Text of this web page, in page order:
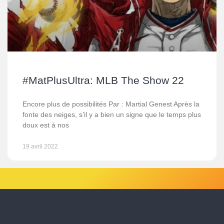
#MatPlusUltra: MLB The Show 22
Encore plus de possibilités Par : Martial Genest Après la
fonte des neiges, s’il y a bien un signe que le temps plus
doux est à nos
19 avril 2022